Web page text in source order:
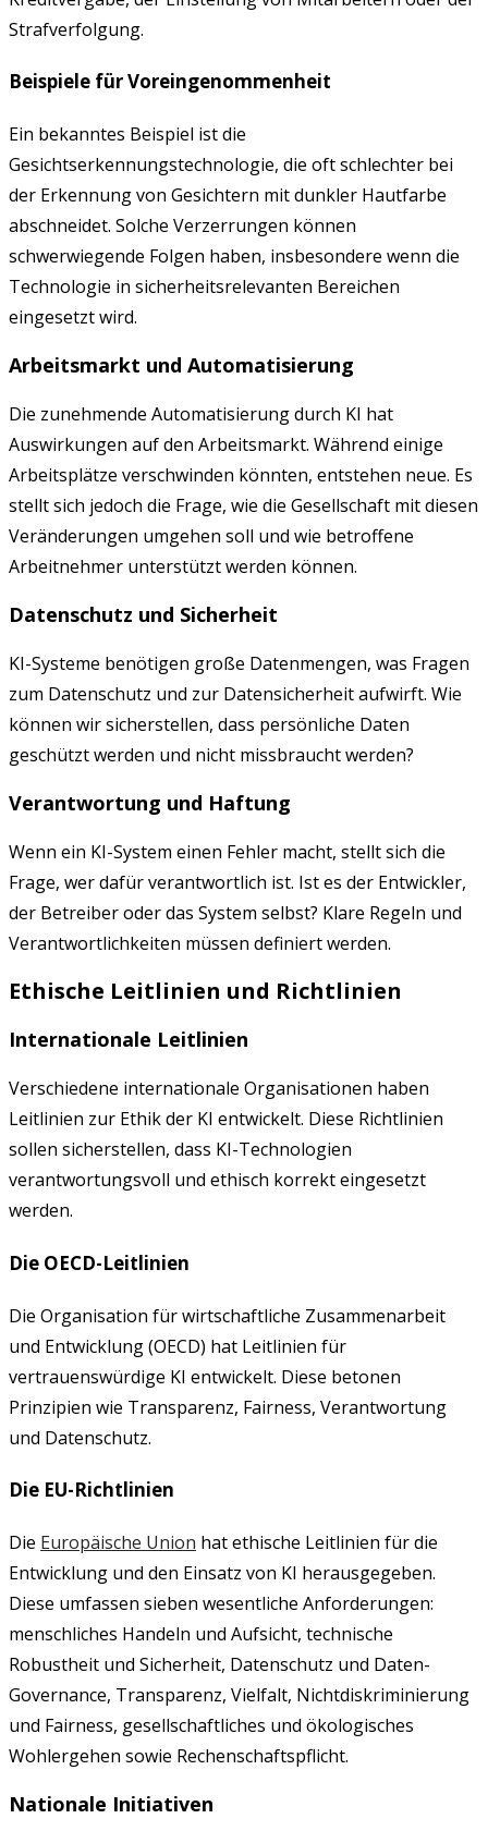
Strafverfolgung.
Beispiele für Voreingenommenheit
Ein bekanntes Beispiel ist die
Gesichtserkennungstechnologie, die oft schlechter bei
der Erkennung von Gesichtern mit dunkler Hautfarbe
abschneidet. Solche Verzerrungen können
schwerwiegende Folgen haben, insbesondere wenn die
Technologie in sicherheitsrelevanten Bereichen
eingesetzt wird.
Arbeitsmarkt und Automatisierung
Die zunehmende Automatisierung durch KI hat
Auswirkungen auf den Arbeitsmarkt. Während einige
Arbeitsplätze verschwinden könnten, entstehen neue. Es
stellt sich jedoch die Frage, wie die Gesellschaft mit diesen
Veränderungen umgehen soll und wie betroffene
Arbeitnehmer unterstützt werden können.
Datenschutz und Sicherheit
KI-Systeme benötigen große Datenmengen, was Fragen
zum Datenschutz und zur Datensicherheit aufwirft. Wie
können wir sicherstellen, dass persönliche Daten
geschützt werden und nicht missbraucht werden?
Verantwortung und Haftung
Wenn ein KI-System einen Fehler macht, stellt sich die
Frage, wer dafür verantwortlich ist. Ist es der Entwickler,
der Betreiber oder das System selbst? Klare Regeln und
Verantwortlichkeiten müssen definiert werden.
Ethische Leitlinien und Richtlinien
Internationale Leitlinien
Verschiedene internationale Organisationen haben
Leitlinien zur Ethik der KI entwickelt. Diese Richtlinien
sollen sicherstellen, dass KI-Technologien
verantwortungsvoll und ethisch korrekt eingesetzt
werden.
Die OECD-Leitlinien
Die Organisation für wirtschaftliche Zusammenarbeit
und Entwicklung (OECD) hat Leitlinien für
vertrauenswürdige KI entwickelt. Diese betonen
Prinzipien wie Transparenz, Fairness, Verantwortung
und Datenschutz.
Die EU-Richtlinien
Die Europäische Union hat ethische Leitlinien für die
Entwicklung und den Einsatz von KI herausgegeben.
Diese umfassen sieben wesentliche Anforderungen:
menschliches Handeln und Aufsicht, technische
Robustheit und Sicherheit, Datenschutz und Daten-
Governance, Transparenz, Vielfalt, Nichtdiskriminierung
und Fairness, gesellschaftliches und ökologisches
Wohlergehen sowie Rechenschaftspflicht.
Nationale Initiativen